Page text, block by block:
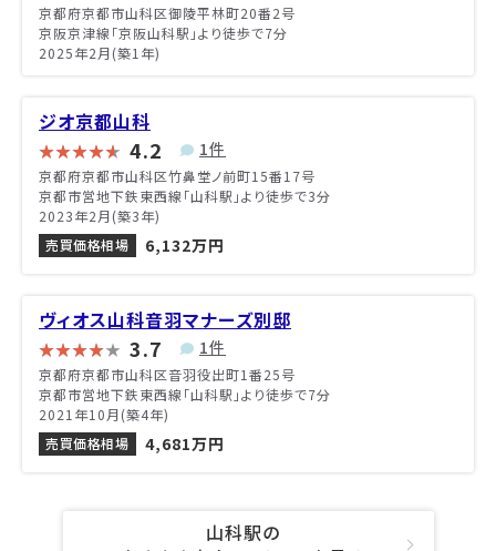
京都府京都市山科区御陵平林町20番2号
京阪京津線「京阪山科駅」より徒歩で7分
2025年2月(築1年)
ジオ京都山科
4.2 1件
京都府京都市山科区竹鼻堂ノ前町15番17号
京都市営地下鉄東西線「山科駅」より徒歩で3分
2023年2月(築3年)
売買価格相場
6,132万円
ヴィオス山科音羽マナーズ別邸
3.7 1件
京都府京都市山科区音羽役出町1番25号
京都市営地下鉄東西線「山科駅」より徒歩で7分
2021年10月(築4年)
売買価格相場
4,681万円
山科駅の